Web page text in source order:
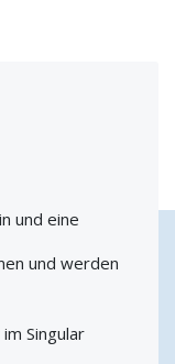
und eine
und werden
Singular